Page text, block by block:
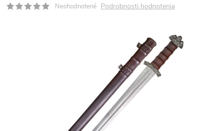
Neohodnotené Podrobnosti hodnotenia